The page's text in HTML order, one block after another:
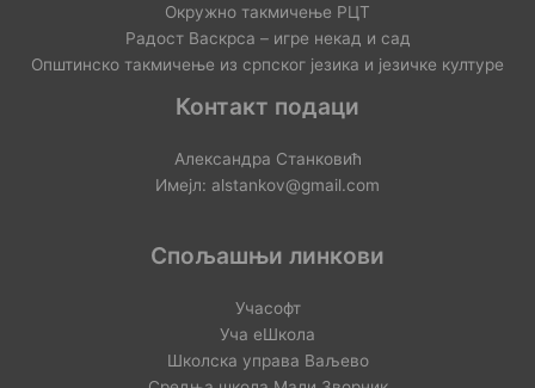
Окружно такмичење РЦТ
Радост Васкрса – игре некад и сад
Општинско такмичење из српског језика и језичке културе
Контакт подаци
Александра Станковић
Имејл: alstankov@gmail.com
Спољашњи линкови
Учасофт
Уча еШкола
Школска управа Ваљево